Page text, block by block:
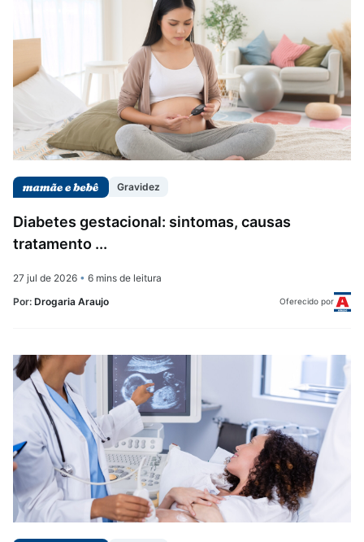
Saúde do homem
Vacinas
Gravidez
Diabetes gestacional: sintomas, causas
tratamento ...
27 jul de 2026 • 6 mins de leitura
Por: Drogaria Araujo Oferecido por